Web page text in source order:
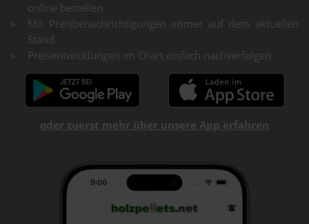
online bestellen
Mit Preisbenachrichtigungen immer auf dem aktuellen
Stand
Preisentwicklungen im Chart einfach nachverfolgen
oder zuerst mehr über unsere App erfahren